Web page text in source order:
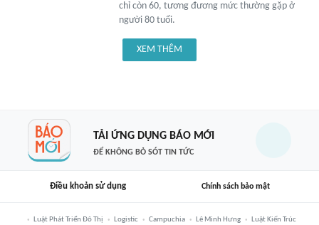
chỉ còn 60, tương đương mức thường gặp ở
người 80 tuổi.
XEM THÊM
TẢI ỨNG DỤNG BÁO MỚI
ĐỂ KHÔNG BỎ SÓT TIN TỨC
Điều khoản sử dụng Chính sách bảo mật
Luật Phát Triển Đô Thị Logistic Campuchia Lê Minh Hưng
Luật Kiến Trúc